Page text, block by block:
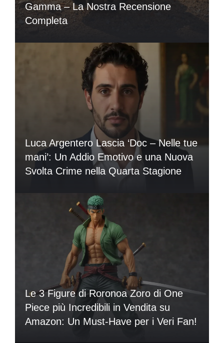
Gamma – La Nostra Recensione
Completa
Luca Argentero Lascia ‘Doc – Nelle tue
mani’: Un Addio Emotivo e una Nuova
Svolta Crime nella Quarta Stagione
Le 3 Figure di Roronoa Zoro di One
Piece più Incredibili in Vendita su
Amazon: Un Must-Have per i Veri Fan!